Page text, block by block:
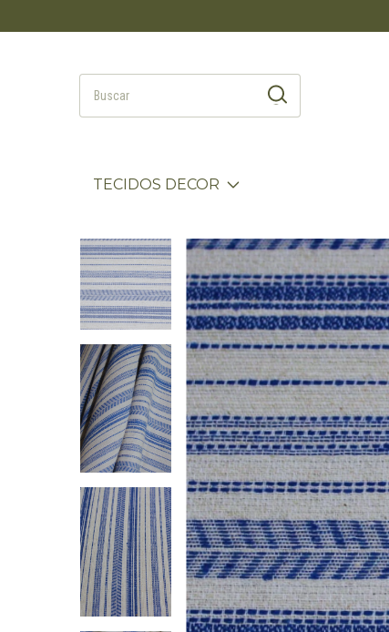
TECIDOS DECOR